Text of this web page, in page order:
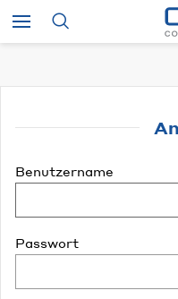
Benutzername
Passwort